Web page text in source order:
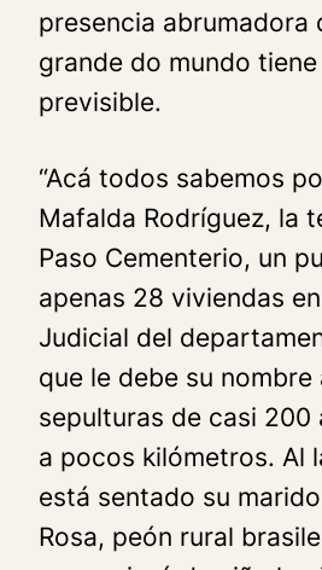
presencia abrumadora
grande do mundo
previsible.
“Acá todos sabemos
Mafalda Rodríguez, la
Paso Cementerio, un
apenas 28 viviendas
Judicial del
que le debe su nombre
sepulturas de casi 200
a pocos kilómetros. Al
está sentado su
Rosa, peón rural